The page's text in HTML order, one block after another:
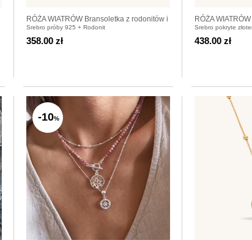
RÓŻA WIATRÓW Bransoletka z rodonitów i
srebra 925
Srebro próby 925 + Rodonit
358.00 zł
RÓŻA
Srebro pokryte
438.00 zł
-10%